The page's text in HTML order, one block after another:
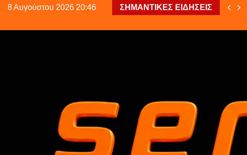
8 Αυγούστου 2026 20:46 ΣΗΜΑΝΤΙΚΕΣ ΕΙΔΗΣΕΙΣ